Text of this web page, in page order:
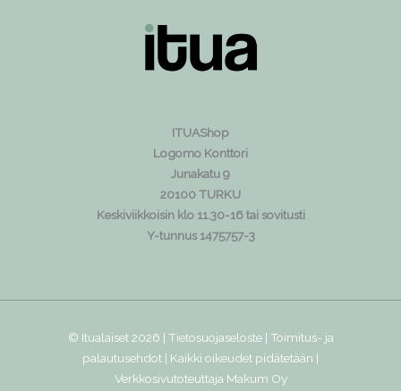
ITUAShop
Logomo Konttori
Junakatu 9
20100 TURKU
Keskiviikkoisin klo 11.30-16 tai sovitusti
Y-tunnus 1475757-3
© Itualaiset 2026 | Tietosuojaseloste| Toimitus- ja
palautusehdot | Kaikki oikeudet pidätetään |
Verkkosivutoteuttaja Makum Oy